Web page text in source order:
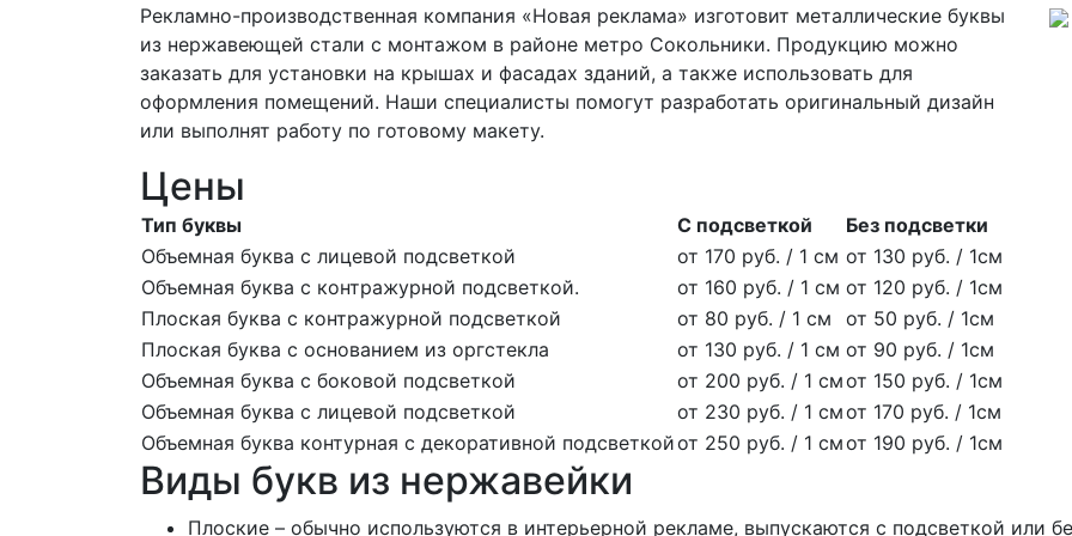
Рекламно-производственная компания «Новая реклама» изготовит металлические буквы
из нержавеющей стали с монтажом в районе метро Сокольники. Продукцию можно
заказать для установки на крышах и фасадах зданий, а также использовать для
оформления помещений. Наши специалисты помогут разработать оригинальный дизайн
или выполнят работу по готовому макету.
Цены
Тип буквы С подсветкой
Без подсветки
Объемная буква с лицевой подсветкой
от 170 руб. / 1 см от 130 руб. / 1см
Объемная буква с контражурной подсветкой.
от 160 руб. / 1 см от 120 руб. / 1см
Плоская буква с контражурной подсветкой
от 80 руб. / 1 см
от 50 руб. / 1см
Плоская буква с основанием из оргстекла
от 130 руб. / 1 см от 90 руб. / 1см
Объемная буква с боковой подсветкой
от 200 руб. / 1 смот 150 руб. / 1см
Объемная буква с лицевой подсветкой
от 230 руб. / 1 смот 170 руб. / 1см
Объемная буква контурная с декоративной подсветкойот 250 руб. / 1 смот 190 руб. / 1см
Виды букв из нержавейки
Плоские – обычно используются в интерьерной рекламе, выпускаются с подсветкой или